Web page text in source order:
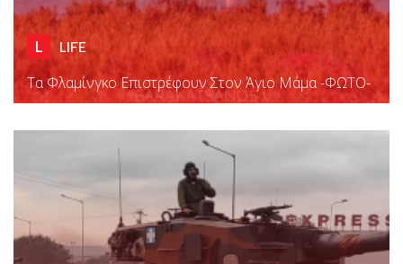
L LIFE
Τα Φλαμίνγκο Επιστρέφουν Στον Άγιο Μάμα -ΦΩΤΟ-